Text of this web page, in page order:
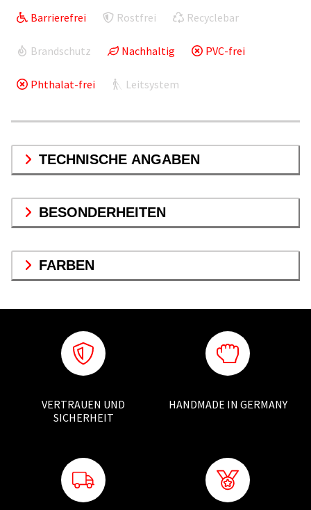
Barrierefrei Rostfrei Recyclebar
Brandschutz Nachhaltig PVC-frei
Phthalat-frei Leitsystem
TECHNISCHE ANGABEN
BESONDERHEITEN
FARBEN
VERTRAUEN UND
SICHERHEIT
HANDMADE IN GERMANY